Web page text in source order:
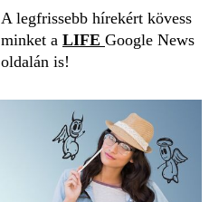
A legfrissebb hírekért kövess
minket a LIFE Google News
oldalán is!